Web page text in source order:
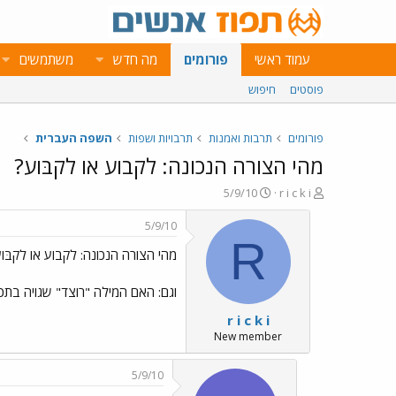
עמוד ראשי פורומים מה חדש משתמשים
פוסטים חיפוש
פורומים תרבות ואמנות תרבויות ושפות השפה העברית
מהי הצורה הנכונה: לקבוע או לקבּוע?
פ
ו
r i c k i
פ
ו
ר
ם
ב
א
ר
י
ך
5/9/10
R
r i c k i
New member
5/9/10
מהי הצורה הנכונה: לקבוע או
וגם: האם המילה "רוצד" שגויה
5/9/10